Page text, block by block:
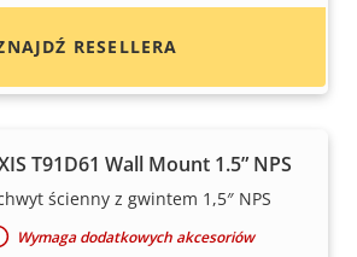
Zalecane dla tego produktu
T91D61 Wall Mount 1.5” NPS
ścienny z gwintem 1,5″ NPS
Wymaga dodatkowych akcesoriów
RESELLERA